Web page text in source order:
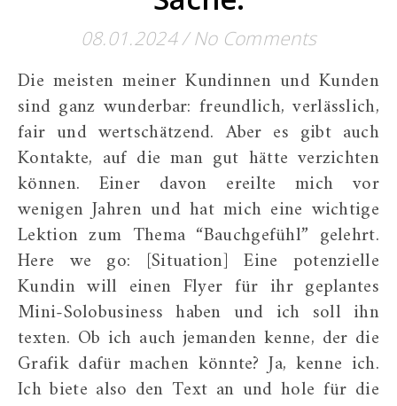
08.01.2024/ No Comments
Die meisten meiner Kundinnen und Kunden
sind ganz wunderbar: freundlich, verlässlich,
fair und wertschätzend. Aber es gibt auch
Kontakte, auf die man gut hätte verzichten
können. Einer davon ereilte mich vor
wenigen Jahren und hat mich eine wichtige
Lektion zum Thema “Bauchgefühl” gelehrt.
Here we go: [Situation] Eine potenzielle
Kundin will einen Flyer für ihr geplantes
Mini-Solobusiness haben und ich soll ihn
texten. Ob ich auch jemanden kenne, der die
Grafik dafür machen könnte? Ja, kenne ich.
Ich biete also den Text an und hole für die